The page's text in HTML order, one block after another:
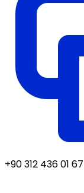
+90 312 436 01 67